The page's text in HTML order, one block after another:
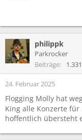
philippk
Parkrocker
Beiträge
1.331
24. Februar 2025
Flogging Molly hat
King alle Konzerte
hoffentlich übersteht